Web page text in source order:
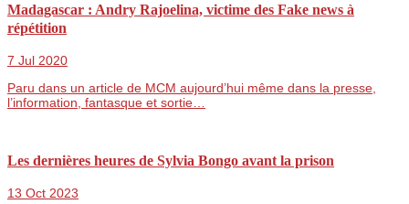
Madagascar : Andry Rajoelina, victime des Fake news à
répétition
7 Jul 2020
Paru dans un article de MCM aujourd’hui même dans la presse,
l’information, fantasque et sortie…
Les dernières heures de Sylvia Bongo avant la prison
13 Oct 2023